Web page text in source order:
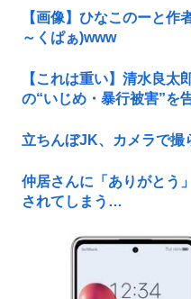
【画像】ひなこのーと作
～くぱぁ)www
【これは重い】清水良太
の“いじめ・暴行被害”を
立ちんぼJK、カメラで撮
仲居さんに「ありがとう
されてしまう…